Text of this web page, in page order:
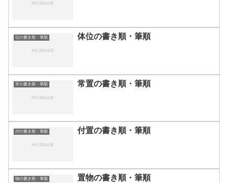
位の書き順・筆順 体位の書き順・筆順
常の書き順・筆順 常置の書き順・筆順
付の書き順・筆順 付置の書き順・筆順
物の書き順・筆順 置物の書き順・筆順